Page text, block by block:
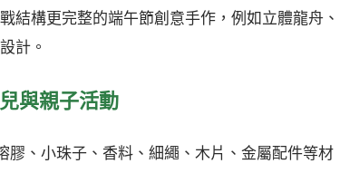
結構更完整的端午節創意手作，例如立體龍舟、
計。
與親子活動
膠、小珠子、香料、細繩、木片、金屬配件等材